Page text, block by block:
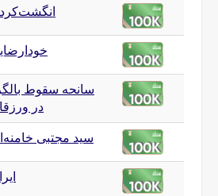
سانحه سقوط
در
سید مجتبی